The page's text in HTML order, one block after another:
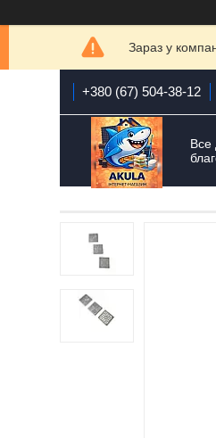
Зараз у
+380 (67) 504-38-12
Все